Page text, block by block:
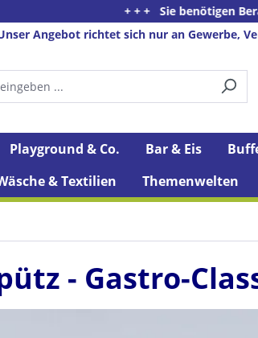
+ + + Sie benötigen Beratung
Angebot richtet sich nur an Gewerbe,
Playground & Co. Bar & Eis
& Textilien Themenwelten
- Gastro-